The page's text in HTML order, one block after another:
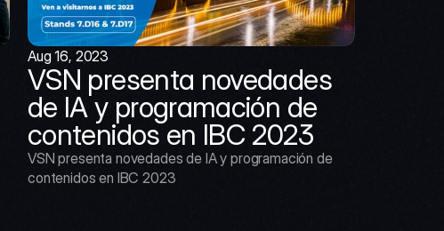
Aug 16, 2023
VSN presenta novedades
de IA y programación de
contenidos en IBC 2023
VSN presenta novedades de IA y programación de
contenidos en IBC 2023